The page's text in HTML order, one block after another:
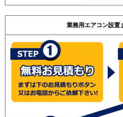
東芝
三菱電機
PLZD-
PLZD-
PLZD-
ダイキン SZZG280CBW /
AP280GHW2 / 三菱電機 PLZD-
ZRP280LH / PLZD-
立 RCID-AP280GHW2 / 三菱電
(こちらの型番は参考です。メ
は異なります。旧型番は在庫
す。）
業務用エアコン設置